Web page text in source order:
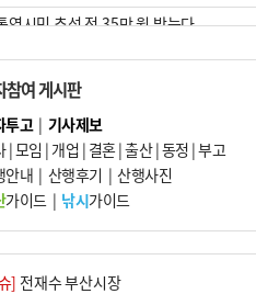
영시민 추석 전 35만 원 받는다
산 철강공장 50대 노동자 추락사
힘 부산시당, ‘정이한 조력’ 시의원 윤리
에…‘한동훈 지지’도 신고접수
역 상권도 말라죽을 판이라…가뭄 속 밀
물축제 강행 논란
소흡수력 높여 폭염 대응…부산 도시숲
도 다시 그린다
참여 게시판
투고| 기사제보
|모임 | 개업 | 결혼|출산|동정 |부고
안내 | 산행후기 | 산행사진
가이드| 낚시가이드
] 전재수 부산시장